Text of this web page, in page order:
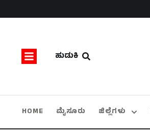
ಹುಡುಕಿ
HOME ಮೈಸೂರು ಜಿಲ್ಲೆಗಳು